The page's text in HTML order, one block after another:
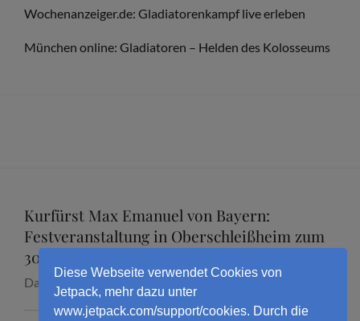
Wochenanzeiger.de: Gladiatorenkampf live erleben
München online: Gladiatoren – Helden des Kolosseums
Kurfürst Max Emanuel von Bayern:
Festveranstaltung in Oberschleißheim zum
300. Todestag mit Dr. Marcus Junkelmann
Datum:
Diese Webseite verwendet Cookies von
Jetpack, mehr dazu unter
www.jetpack.com/support/cookies. Durch die